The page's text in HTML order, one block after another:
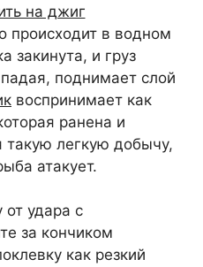
происходит в водном
закинута, и груз
поднимает слой
воспринимает как
ранена и
такую легкую добычу,
атакует.
от удара с
за кончиком
как резкий